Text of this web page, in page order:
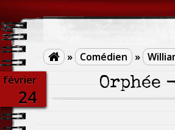
 » Comédien »
février
24
Orphée